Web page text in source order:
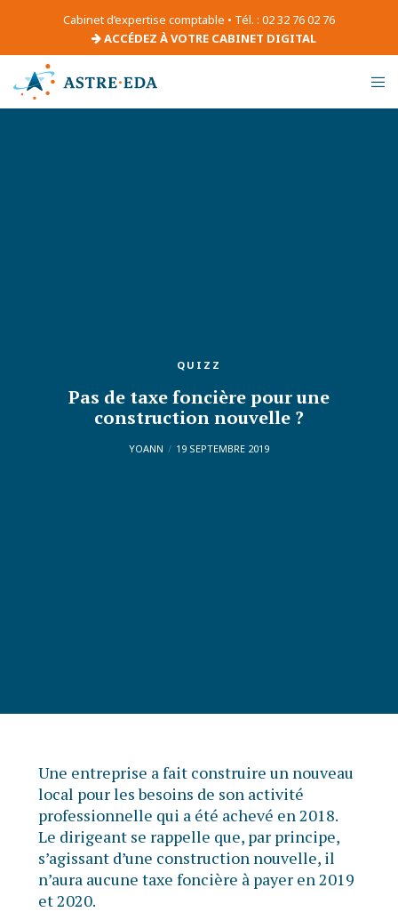
Cabinet d’expertise comptable • Tél. : 02 32 76 02 76
ACCÉDEZ À VOTRE CABINET DIGITAL
QUIZZ
Pas de taxe foncière pour une
construction nouvelle ?
YOANN 19 SEPTEMBRE 2019
Une entreprise a fait construire un nouveau
local pour les besoins de son activité
professionnelle qui a été achevé en 2018.
Le dirigeant se rappelle que, par principe,
s’agissant d’une construction nouvelle, il
n’aura aucune taxe foncière à payer en 2019
et 2020.